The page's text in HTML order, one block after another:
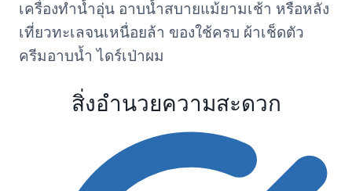
เครื่องทำน้ำอุ่น อาบน้ำสบายแม้ยามเช้า หรือหลัง
เที่ยวทะเลจนเหนื่อยล้า ของใช้ครบ ผ้าเช็ดตัว
ครีมอาบน้ำ ไดร์เป่าผม
สิ่งอำนวยความสะดวก